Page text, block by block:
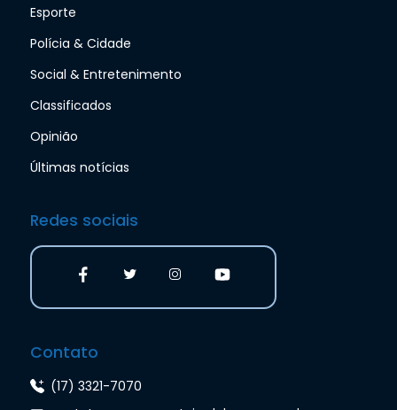
Esporte
Polícia & Cidade
Social & Entretenimento
Classificados
Opinião
Últimas notícias
Redes sociais
Contato
(17) 3321-7070